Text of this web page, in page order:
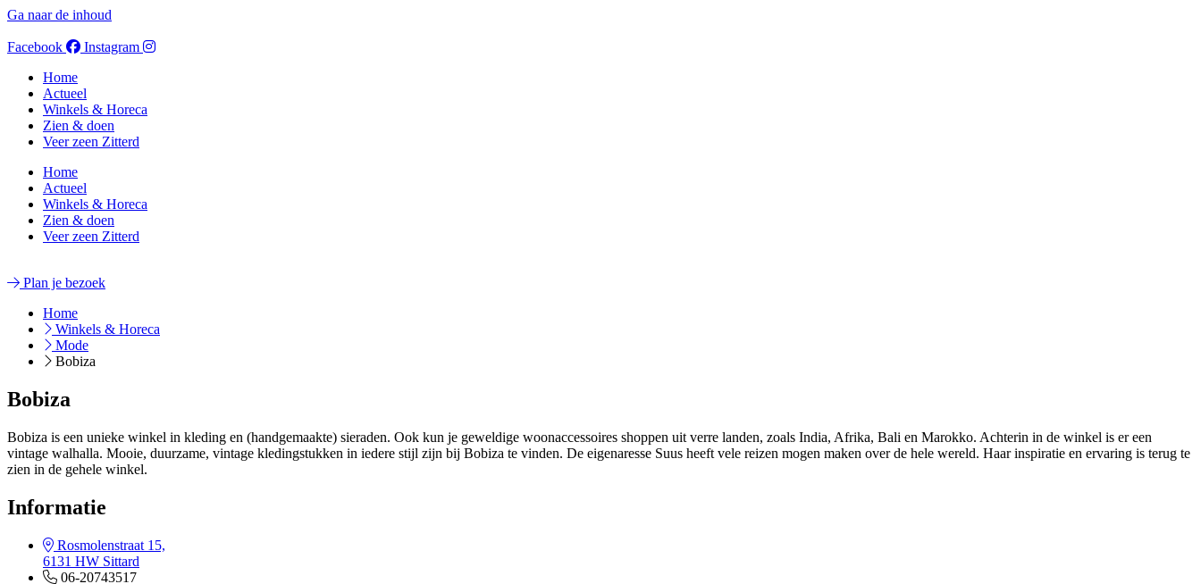
Ga naar de inhoud
Facebook
Instagram
Home
Actueel
Winkels & Horeca
Zien & doen
Veer zeen Zitterd
Home
Actueel
Winkels & Horeca
Zien & doen
Veer zeen Zitterd
Plan je bezoek
Home
Winkels & Horeca
Mode
Bobiza
Bobiza
Bobiza is een unieke winkel in kleding en (handgemaakte) sieraden. Ook kun je geweldige woonaccessoires shoppen uit verre landen, zoals India, Afrika, Bali en Marokko. Achterin in de winkel is er een
vintage walhalla. Mooie, duurzame, vintage kledingstukken in iedere stijl zijn bij Bobiza te vinden. De eigenaresse Suus heeft vele reizen mogen maken over de hele wereld. Haar inspiratie en ervaring is terug te
zien in de gehele winkel.
Informatie
Rosmolenstraat 15,
6131 HW Sittard
06-20743517